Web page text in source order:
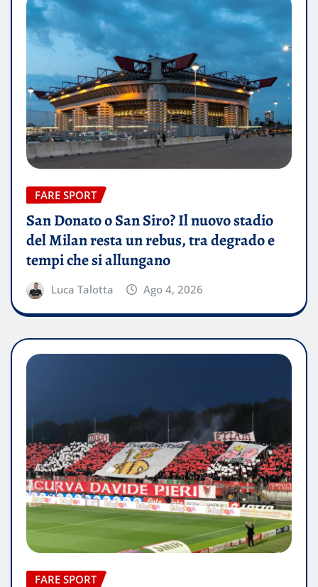
FARE SPORT
San Donato o San Siro? Il nuovo stadio
del Milan resta un rebus, tra degrado e
tempi che si allungano
Luca Talotta Ago 4, 2026
FARE SPORT